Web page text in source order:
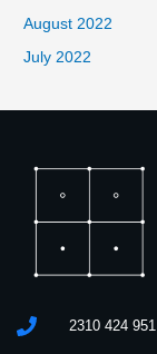
August 2022
July 2022
2310 424 951